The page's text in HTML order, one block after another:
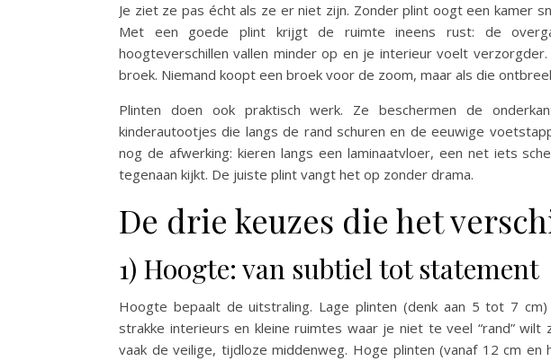
Je ziet ze pas écht als ze er niet zijn. Zonder plint oogt een kamer
Met een goede plint krijgt de ruimte ineens rust: de
hoogteverschillen vallen minder op en je interieur voelt
broek. Niemand koopt een broek voor de zoom, maar als die
Plinten doen ook praktisch werk. Ze beschermen de
kinderautootjes die langs de rand schuren en de eeuwige
nog de afwerking: kieren langs een laminaatvloer, een net iets
tegenaan kijkt. De juiste plint vangt het op zonder drama.
De drie keuzes die het
1) Hoogte: van subtiel tot statement
Hoogte bepaalt de uitstraling. Lage plinten (denk aan 5 tot 7
strakke interieurs en kleine ruimtes waar je niet te veel “rand”
vaak de veilige, tijdloze middenweg. Hoge plinten (vanaf 12 cm en